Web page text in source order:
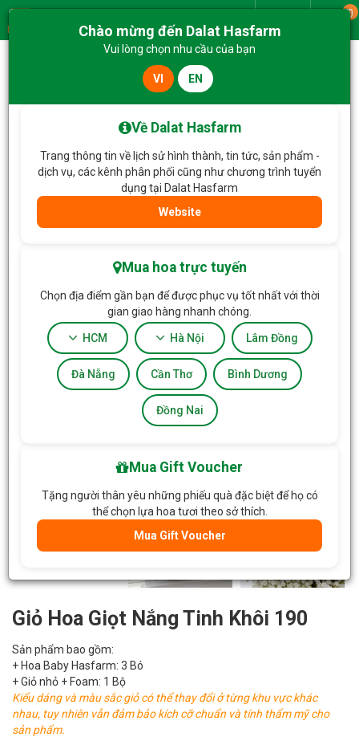
Menu
0
Hoa Tặng & Hoa Dịch Vụ
Giỏ Hoa Giọt Nắng Tinh Khôi 190
Sản phẩm bao gồm:
+ Hoa Baby Hasfarm: 3 Bó
+ Giỏ nhỏ + Foam: 1 Bộ
Kiểu dáng và màu sắc giỏ có thể thay đổi ở từng khu vực khác
nhau, tuy nhiên vẫn đảm bảo kích cỡ chuẩn và tính thẩm mỹ cho
sản phẩm.
Chào mừng đến Dalat Hasfarm
Vui lòng chọn nhu cầu của bạn
VI EN
Về Dalat Hasfarm
Trang thông tin về lịch sử hình thành, tin tức, sản phẩm -
dịch vụ, các kênh phân phối cũng như chương trình tuyển
dụng tại Dalat Hasfarm
Website
Mua hoa trực tuyến
Chọn địa điểm gần bạn để được phục vụ tốt nhất với thời
gian giao hàng nhanh chóng.
HCM Hà Nội Lâm Đồng
Đà Nẵng Cần Thơ Bình Dương
Đồng Nai
Mua Gift Voucher
Tặng người thân yêu những phiếu quà đặc biệt để họ có
thể chọn lựa hoa tươi theo sở thích.
Mua Gift Voucher